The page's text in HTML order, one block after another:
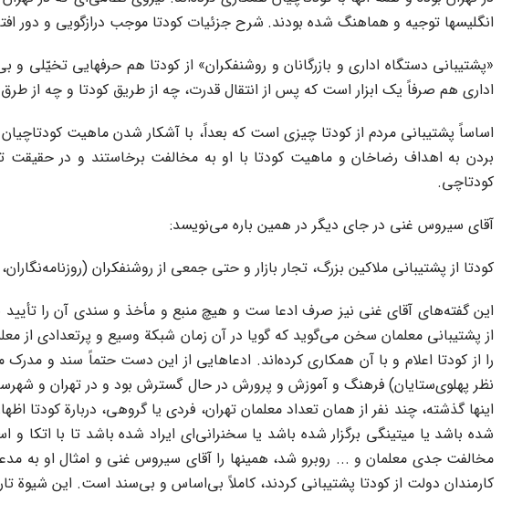
انگلیسها توجیه و هماهنگ شده بودند. شرح جزئیات کودتا موجب درازگویی و دور
«پشتیبانی دستگاه اداری و بازرگانان و روشنفکران» از کودتا هم حرفهایی
اداری هم صرفاً یک ابزار است که پس از انتقال قدرت، چه از طریق کودتا و چه از طرق
کودتاچی.
آقای سیروس غنی در جای دیگر در همین باره می‌نویسد:
کودتا از پشتیبانی ملاکین بزرگ، تجار بازار و حتی جمعی از روشنفکران
این گفته‌های آقای غنی نیز صرف ادعا ست و هیچ منبع و مأخذ و سندی آن را تأیید
از پشتیبانی معلمان سخن می‌گوید که گویا در آن زمان شبکة وسیع و پرتعدادی از
را از کودتا اعلام و با آن همکاری کرده‌اند. ادعاهایی از این دست حتماً سند و
نظر پهلوی‌ستایان) فرهنگ و آموزش و پرورش در حال گسترش بود و در تهران و
اینها گذشته، چند نفر از همان تعداد معلمان تهران، فردی یا گروهی، دربارة کودتا
شده باشد یا میتینگی برگزار شده باشد یا سخنرانی‌ای ایراد شده باشد تا با اتکا و
مخالفت جدی معلمان و ... روبرو شد، همینها را آقای سیروس غنی و امثال او به
کارمندان دولت از کودتا پشتیبانی کردند، کاملاً بی‌اساس و بی‌سند است. این